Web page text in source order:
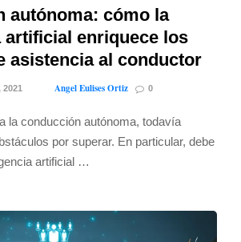
autónoma: cómo la
artificial enriquece los
asistencia al conductor
Angel Eulises Ortiz 0
la conducción autónoma, todavía
por superar. En particular, debe
artificial …